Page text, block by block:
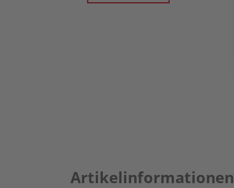
Artikelinformationen